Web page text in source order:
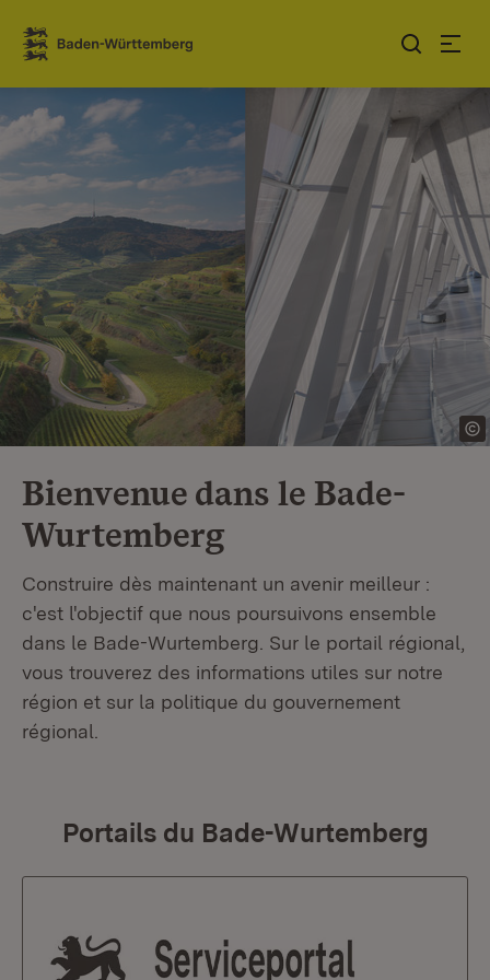
Sauter au contenu
Link zur Startseite
Bienvenue dans le Bade-
Wurtemberg
Construire dès maintenant un avenir meilleur :
c'est l'objectif que nous poursuivons ensemble
dans le Bade-Wurtemberg. Sur le portail régional,
vous trouverez des informations utiles sur notre
région et sur la politique du gouvernement
régional.
Portails du Bade-Wurtemberg